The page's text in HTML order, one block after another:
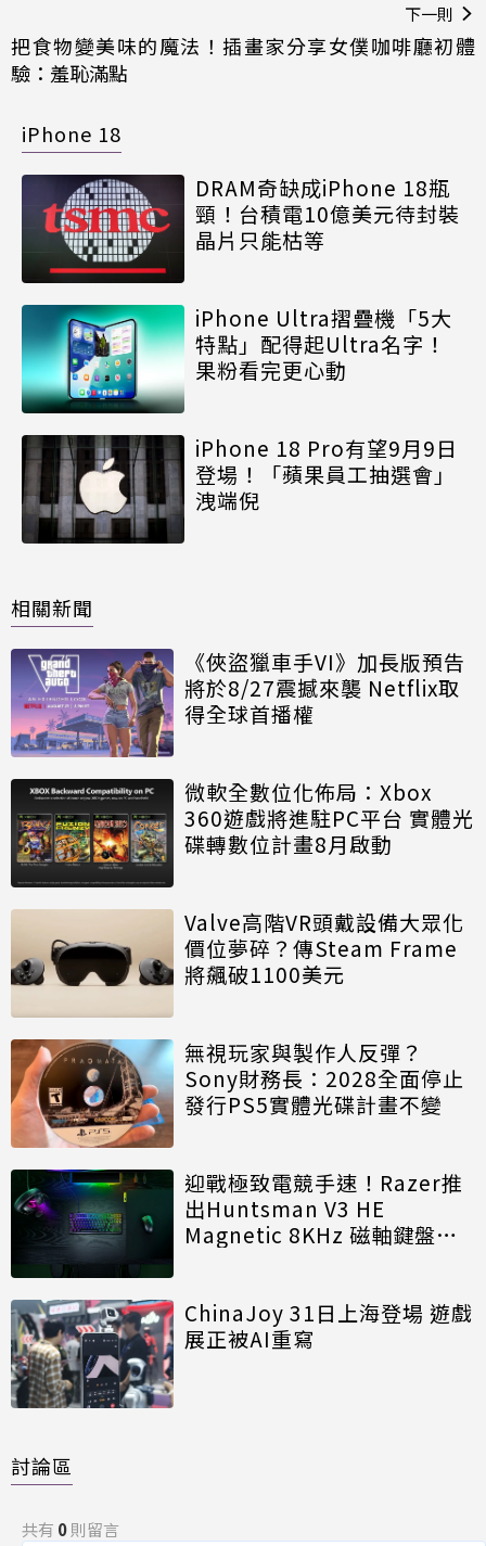
下一則
把食物變美味的魔法！插畫家分享女僕咖啡廳初體
驗：羞恥滿點
iPhone 18
DRAM奇缺成iPhone 18瓶
頸！台積電10億美元待封裝
晶片只能枯等
iPhone Ultra摺疊機「5大
特點」配得起Ultra名字！
果粉看完更心動
iPhone 18 Pro有望9月9日
登場！「蘋果員工抽選會」
洩端倪
相關新聞
《俠盜獵車手VI》加長版預告
將於8/27震撼來襲 Netflix取
得全球首播權
微軟全數位化佈局：Xbox
360遊戲將進駐PC平台 實體光
碟轉數位計畫8月啟動
Valve高階VR頭戴設備大眾化
價位夢碎？傳Steam Frame
將飆破1100美元
無視玩家與製作人反彈？
Sony財務長：2028全面停止
發行PS5實體光碟計畫不變
迎戰極致電競手速！Razer推
出Huntsman V3 HE
Magnetic 8KHz 磁軸鍵盤效
ChinaJoy 31日上海登場 遊戲
展正被AI重寫
討論區
共有 0則留言